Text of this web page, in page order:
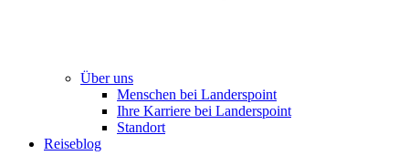
Über uns
Menschen bei Landerspoint
Ihre Karriere bei Landerspoint
Standort
Reiseblog